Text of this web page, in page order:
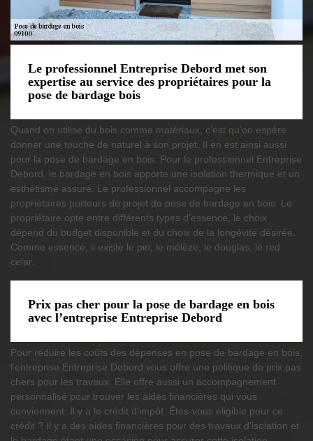
Le professionnel Entreprise Debord met son
expertise au service des propriétaires pour la
pose de bardage bois
Quand on utilise du bois comme matériaux, c’est qu’on espère
donner une touche de naturel à son projet. Il en est ainsi aussi
pour la pose de bardage en bois. Pour le professionnel Entreprise
Debord, le bardage en bois apporte une isolation thermique et un
esthétisme assuré. Le professionnel accompagne les
propriétaires porteurs de projet de pose de bardage en bois. Le
propriétaire opte entre différents types d’essence, le choix
dépend du budget disponible et du choix de la longévité désirée.
Comme essence, il existe le pin, le mélèze, le douglas, le red
celar.
Prix pas cher pour la pose de bardage en bois
avec l’entreprise Entreprise Debord
Pour réduire les coûts des dépenses en pose de bardage en bois,
l’entreprise Entreprise Debord vous offre une politique de prix pas
chers pour les travaux. Elle offre aussi un accompagnement
personnalisé pour trouver les aides financières qui vous
conviennent. Il y a le crédit d’impôt. Êtes-vous éligible pour ce
crédit ? Il y a des aides financières pour des travaux d’isolation et